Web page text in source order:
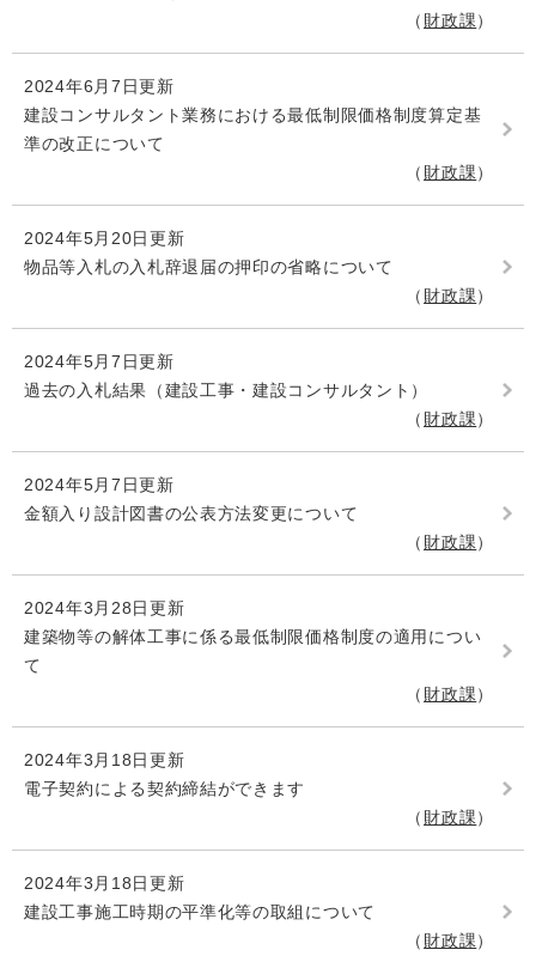
財政課
2024年6月7日更新
建設コンサルタント業務における最低制限価格制度算定基
準の改正について
財政課
2024年5月20日更新
物品等入札の入札辞退届の押印の省略について
財政課
2024年5月7日更新
過去の入札結果（建設工事・建設コンサルタント）
財政課
2024年5月7日更新
金額入り設計図書の公表方法変更について
財政課
2024年3月28日更新
建築物等の解体工事に係る最低制限価格制度の適用につい
て
財政課
2024年3月18日更新
電子契約による契約締結ができます
財政課
2024年3月18日更新
建設工事施工時期の平準化等の取組について
財政課